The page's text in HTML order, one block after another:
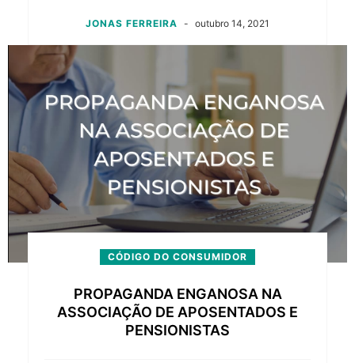
JONAS FERREIRA - outubro 14, 2021
CÓDIGO DO CONSUMIDOR
PROPAGANDA ENGANOSA NA
ASSOCIAÇÃO DE APOSENTADOS E
PENSIONISTAS